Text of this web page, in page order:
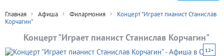
Главная Афиша Филармония
Концерт "Играет пианист Станислав
Корчагин"
Концерт "Играет пианист Станислав Корчагин"
12+